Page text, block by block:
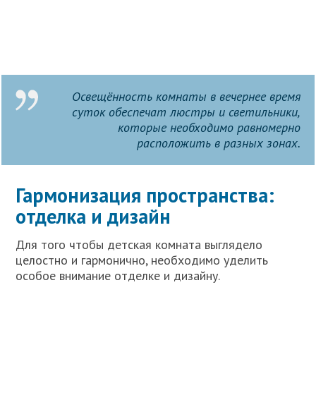
Освещённость комнаты в вечернее время
суток обеспечат люстры и светильники,
которые необходимо равномерно
расположить в разных зонах.
Гармонизация пространства:
отделка и дизайн
Для того чтобы детская комната выглядело
целостно и гармонично, необходимо уделить
особое внимание отделке и дизайну.